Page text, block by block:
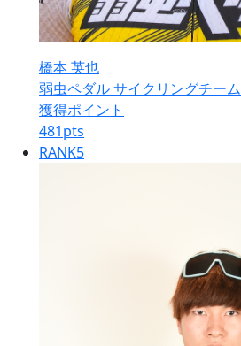
橋本 英也
弱虫ペダル サイクリングチーム
獲得ポイント
481pts
RANK5